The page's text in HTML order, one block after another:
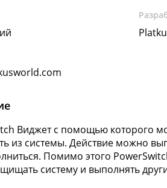
Виджет с помощью которого
из системы. Действие можно
Помимо этого
систему и выполнять